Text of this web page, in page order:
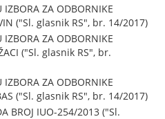
IZBORA ZA ODBORNIKE
("Sl. glasnik RS", br. 14/2017)
IZBORA ZA ODBORNIKE
("Sl. glasnik RS", br.
IZBORA ZA ODBORNIKE
("Sl. glasnik RS", br. 14/2017)
BROJ IUO-254/2013 ("Sl.